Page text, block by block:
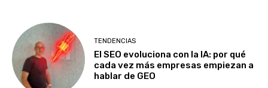
TENDENCIAS
El SEO evoluciona con la IA: por qué
cada vez más empresas empiezan a
hablar de GEO